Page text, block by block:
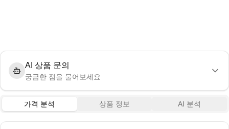
AI 상품 문의
궁금한 점을 물어보세요
가격 분석 상품 정보 AI 분석